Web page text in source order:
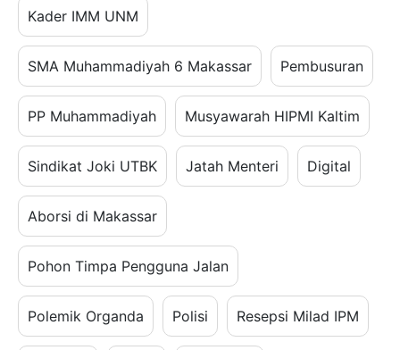
Kader IMM UNM
SMA Muhammadiyah 6 Makassar Pembusuran
PP Muhammadiyah Musyawarah HIPMI Kaltim
Sindikat Joki UTBK Jatah Menteri Digital
Aborsi di Makassar
Pohon Timpa Pengguna Jalan
Polemik Organda Polisi Resepsi Milad IPM